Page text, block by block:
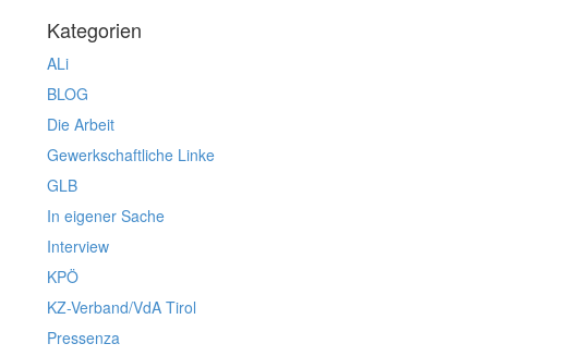
Kategorien
ALi
BLOG
Die Arbeit
Gewerkschaftliche Linke
GLB
In eigener Sache
Interview
KPÖ
KZ-Verband/VdA Tirol
Pressenza